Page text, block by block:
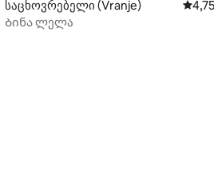
5‑დან 5,0, 8 მიმოხილვა
საცხოვრებელი (Vranje)
Ბინა ლელა